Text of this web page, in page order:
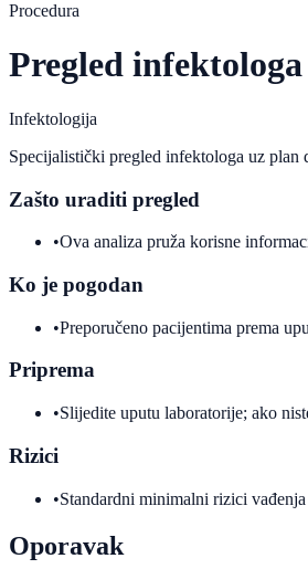
Procedura
Pregled infektologa
Infektologija
Specijalistički pregled infektologa uz plan
Zašto uraditi pregled
•Ova analiza pruža korisne
Ko je pogodan
•Preporučeno pacijentima prema
Priprema
•Slijedite uputu laboratorije; ako
Rizici
•Standardni minimalni rizici
Oporavak